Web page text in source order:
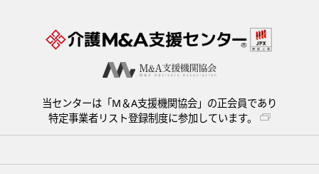
当センターは「M＆A支援機関協会」の正会員であり
特定事業者リスト登録制度に参加しています。